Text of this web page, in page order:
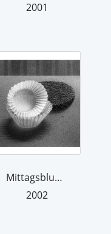
2001
Mittagsblume
2002